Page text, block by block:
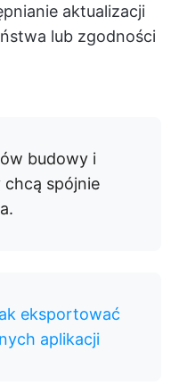
aktualizacji
lub zgodności
budowy i
spójnie
eksportować
aplikacji